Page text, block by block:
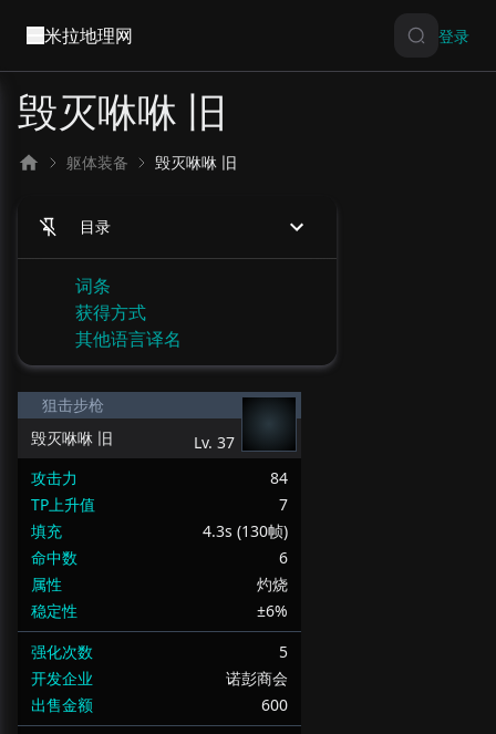
米拉地理网 登录
毁灭咻咻 旧
躯体装备 毁灭咻咻 旧
目录
词条
获得方式
其他语言译名
狙击步枪
毁灭咻咻 旧
Lv. 37
攻击力
84
TP上升值
7
填充
4.3s (130帧)
命中数
6
属性
灼烧
稳定性
±6%
强化次数
5
开发企业
诺彭商会
出售金额
600